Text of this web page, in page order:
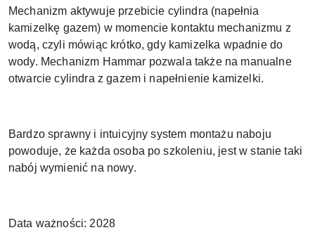
Mechanizm aktywuje przebicie cylindra (napełnia
kamizelkę gazem) w momencie kontaktu mechanizmu z
wodą, czyli mówiąc krótko, gdy kamizelka wpadnie do
wody. Mechanizm Hammar pozwala także na manualne
otwarcie cylindra z gazem i napełnienie kamizelki.
Bardzo sprawny i intuicyjny system montażu naboju
powoduje, że każda osoba po szkoleniu, jest w stanie taki
nabój wymienić na nowy.
Data ważności: 2028